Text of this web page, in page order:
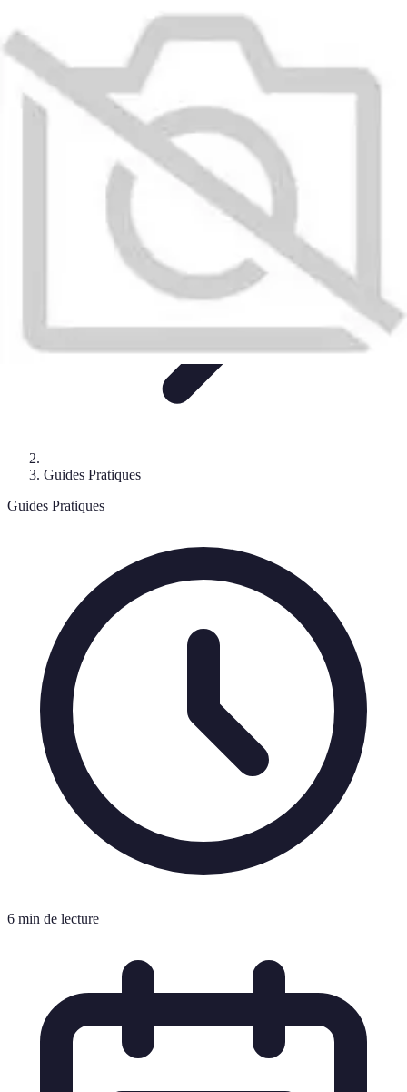
Tests et Comparatifs
tests et évaluations Guide Pratique
d'Achat
Test Aspirateur
Guides Pratiques
Guides Pratiques
6 min de lecture